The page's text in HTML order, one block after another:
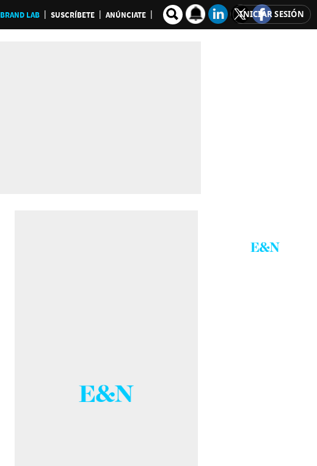
BRAND LAB SUSCRÍBETE ANÚNCIATE INICIAR SESIÓN